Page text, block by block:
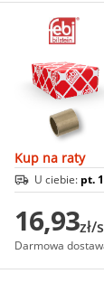
Kup na raty
U ciebie: pt.
16,93zł/
Darmowa